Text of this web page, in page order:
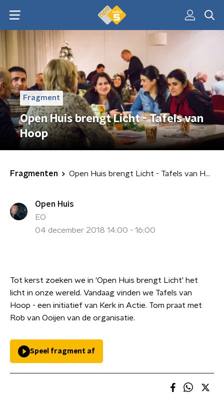
Fragment
Open Huis brengt Licht - Tafels van
Hoop
Fragmenten Open Huis brengt Licht - Tafels van Hoop
Open Huis
EO
04 december 2018 14:00 - 16:00
Tot kerst zoeken we in 'Open Huis brengt Licht' het
licht in onze wereld. Vandaag vinden we Tafels van
Hoop - een initiatief van Kerk in Actie. Tom praat met
Rob van Ooijen van de organisatie.
Speel fragment af